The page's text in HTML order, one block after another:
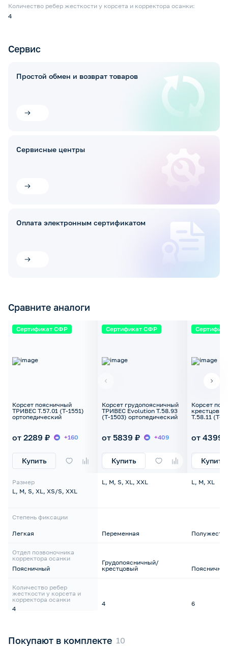
Количество ребер жесткости у корсета и корректора осанки:
4
Сервис
Простой обмен и возврат товаров
Сервисные центры
Оплата электронным сертификатом
Сравните аналоги
Сертификат СФР
Корсет поясничный
ТРИВЕС Т.57.01 (Т-1551)
ортопедический
от 2289 ₽ +160
Купить
Размер
L, M, S, XL, XS/S, XXL
Степень фиксации
Легкая
Отдел позвоночника
корректора осанки
Поясничный
Количество ребер
жесткости у корсета и
корректора осанки
4
Сертификат СФР
Корсет грудопоясничный
ТРИВЕС Evolution Т.58.93
(Т-1503) ортопедический
от 5839 ₽ +409
Купить
L, M, S, XL, XXL
Переменная
Грудопоясничный/
крестцовый
4
Корсет
Т.58.11 (Т-
от 4399
Купить
L, M, XL
6
Покупают в комплекте